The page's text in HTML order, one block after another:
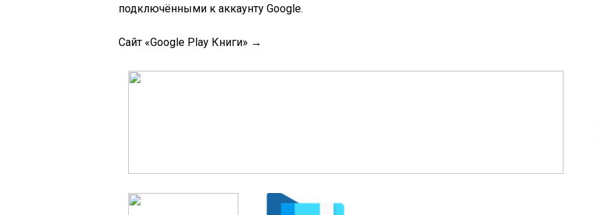
подключёнными к аккаунту Google.
Сайт «Google Play Книги» →